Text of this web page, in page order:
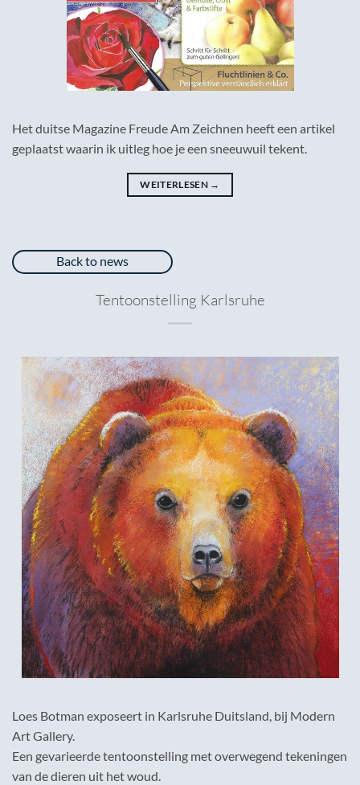
Het duitse Magazine Freude Am Zeichnen heeft een artikel
geplaatst waarin ik uitleg hoe je een sneeuwuil tekent.
WEITERLESEN →
Back to news
Tentoonstelling Karlsruhe
Loes Botman exposeert in Karlsruhe Duitsland, bij Modern
Art Gallery.
Een gevarieerde tentoonstelling met overwegend tekeningen
van de dieren uit het woud.